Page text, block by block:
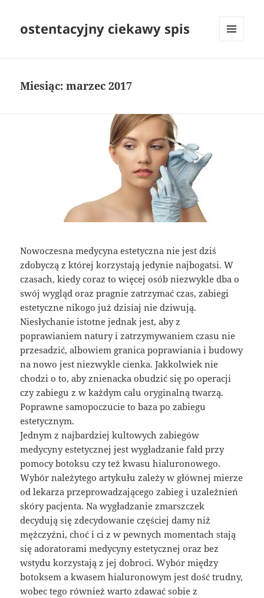
ostentacyjny ciekawy spis
Miesiąc:marzec 2017
Nowoczesna medycyna estetyczna nie jest dziś
zdobyczą z której korzystają jedynie najbogatsi. W
czasach, kiedy coraz to więcej osób niezwykle dba o
swój wygląd oraz pragnie zatrzymać czas, zabiegi
estetyczne nikogo już dzisiaj nie dziwują.
Niesłychanie istotne jednak jest, aby z
poprawianiem natury i zatrzymywaniem czasu nie
przesadzić, albowiem granica poprawiania i budowy
na nowo jest niezwykle cienka. Jakkolwiek nie
chodzi o to, aby znienacka obudzić się po operacji
czy zabiegu z w każdym calu oryginalną twarzą.
Poprawne samopoczucie to baza po zabiegu
estetycznym.
Jednym z najbardziej kultowych zabiegów
medycyny estetycznej jest wygładzanie fałd przy
pomocy botoksu czy też kwasu hialuronowego.
Wybór należytego artykułu zależy w głównej mierze
od lekarza przeprowadzającego zabieg i uzależnień
skóry pacjenta. Na wygładzanie zmarszczek
decydują się zdecydowanie częściej damy niż
mężczyźni, choć i ci z w pewnych momentach stają
się adoratorami medycyny estetycznej oraz bez
wstydu korzystają z jej dobroci. Wybór między
botoksem a kwasem hialuronowym jest dość trudny,
wobec tego również warto zdawać sobie z